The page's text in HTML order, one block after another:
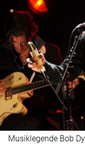
Musiklegende Bob